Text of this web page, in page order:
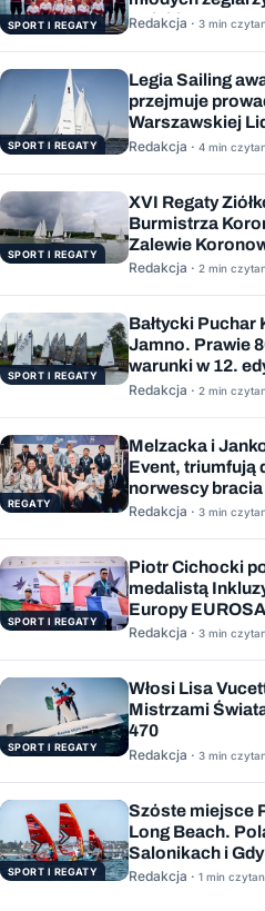
SPORT I REGATY
Polski
Redakcja · 3 min
SPORT I REGATY
Legia Sailing
przejmuje
Warszawskiej
Redakcja · 4 min
SPORT I REGATY
XVI Regaty
Burmistrza
Zalewie
Redakcja · 2 min
SPORT I REGATY
Bałtycki Puchar
Jamno. Prawie
warunki w 12.
Redakcja · 2 min
REGATY
Melzacka i
Event, triumfują
norwescy bracia
Redakcja · 3 min
SPORT I REGATY
Piotr Cichocki
medalistą
Europy
Redakcja · 3 min
SPORT I REGATY
Włosi Lisa
Mistrzami
470
Redakcja · 3 min
SPORT I REGATY
Szóste miejsce
Long Beach.
Salonikach i
Redakcja · 1 min